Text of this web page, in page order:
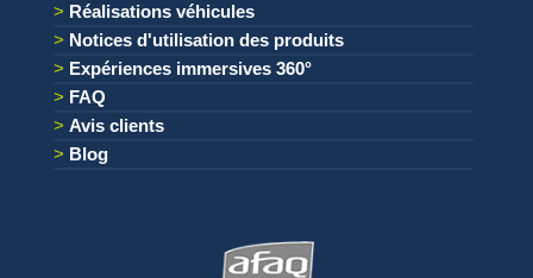
Réalisations véhicules
Notices d'utilisation des produits
Expériences immersives 360°
FAQ
Avis clients
Blog